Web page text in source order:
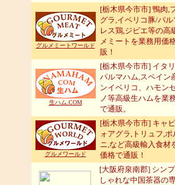
グルメミートワールド
[栃木県今市市] 鴨肉,
グラ,イベリコ豚/パル
レス鶏,ジビエ等の高
メミートを業務用価
販！
生ハム.COM
[栃木県今市市] イタ
パルマハム,スペイン
ンイベリコ、ハモン
ノ等高級生ハムを業
で通販。
グルメワールド
[栃木県今市市] キャ
ォアグラ,トリュフ,ポ
ニ,など高級輸入食材
価格で通販！
[大阪府泉南郡] シン
しゃれな中国茶器の